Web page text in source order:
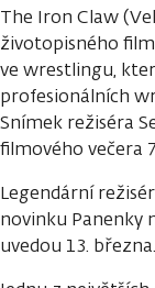
The Iron Claw
životopisného
ve wrestlingu,
profesionálních
Snímek režiséra
filmového večera
Legendární
novinku Panenky
uvedou 13. března.